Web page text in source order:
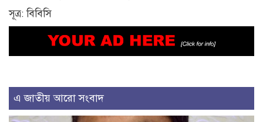
সূত্র: বিবিসি
এ জাতীয় আরো সংবাদ